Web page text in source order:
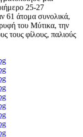
25-27
61 άτομα συνολικά,
του Μύτικα, την
τους φίλους, παλιούς